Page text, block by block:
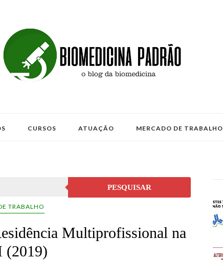
CURSOS ATUAÇÃO MERCADO DE TRABALHO
PESQUISAR
TRABALHO
Multiprofissional na
(2019)